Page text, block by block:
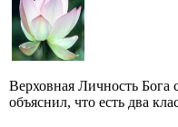
Верховная Личность
объяснил, что есть два